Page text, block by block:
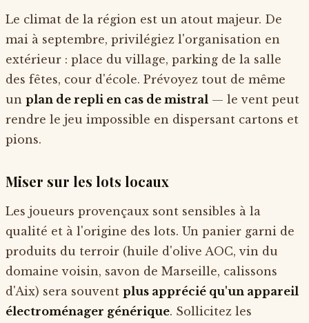
Le climat de la région est un atout majeur. De
mai à septembre, privilégiez l'organisation en
extérieur : place du village, parking de la salle
des fêtes, cour d'école. Prévoyez tout de même
un plan de repli en cas de mistral — le vent peut
rendre le jeu impossible en dispersant cartons et
pions.
Miser sur les lots locaux
Les joueurs provençaux sont sensibles à la
qualité et à l'origine des lots. Un panier garni de
produits du terroir (huile d'olive AOC, vin du
domaine voisin, savon de Marseille, calissons
d'Aix) sera souvent plus apprécié qu'un appareil
électroménager générique. Sollicitez les